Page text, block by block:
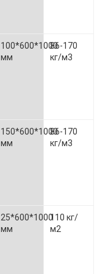
100*600*1000
мм
86-170
кг/м3
150*600*1000
мм
86-170
кг/м3
25*600*1000
мм
110 кг/
м2